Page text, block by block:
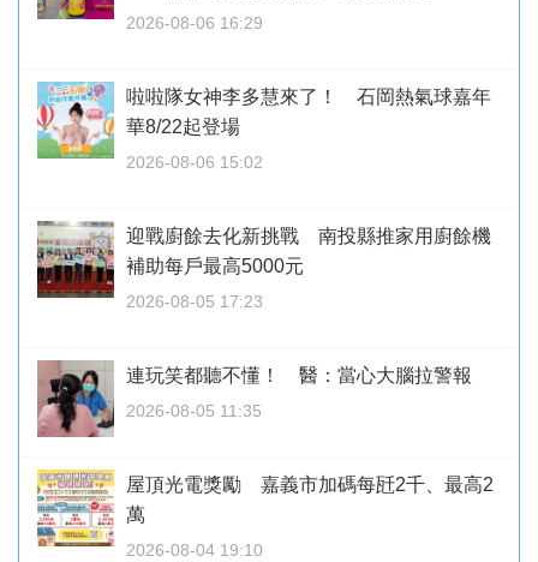
2026-08-06 16:29
啦啦隊女神李多慧來了！ 石岡熱氣球嘉年
華8/22起登場
2026-08-06 15:02
迎戰廚餘去化新挑戰 南投縣推家用廚餘機
補助每戶最高5000元
2026-08-05 17:23
連玩笑都聽不懂！ 醫：當心大腦拉警報
2026-08-05 11:35
屋頂光電獎勵 嘉義市加碼每瓩2千、最高2
萬
2026-08-04 19:10